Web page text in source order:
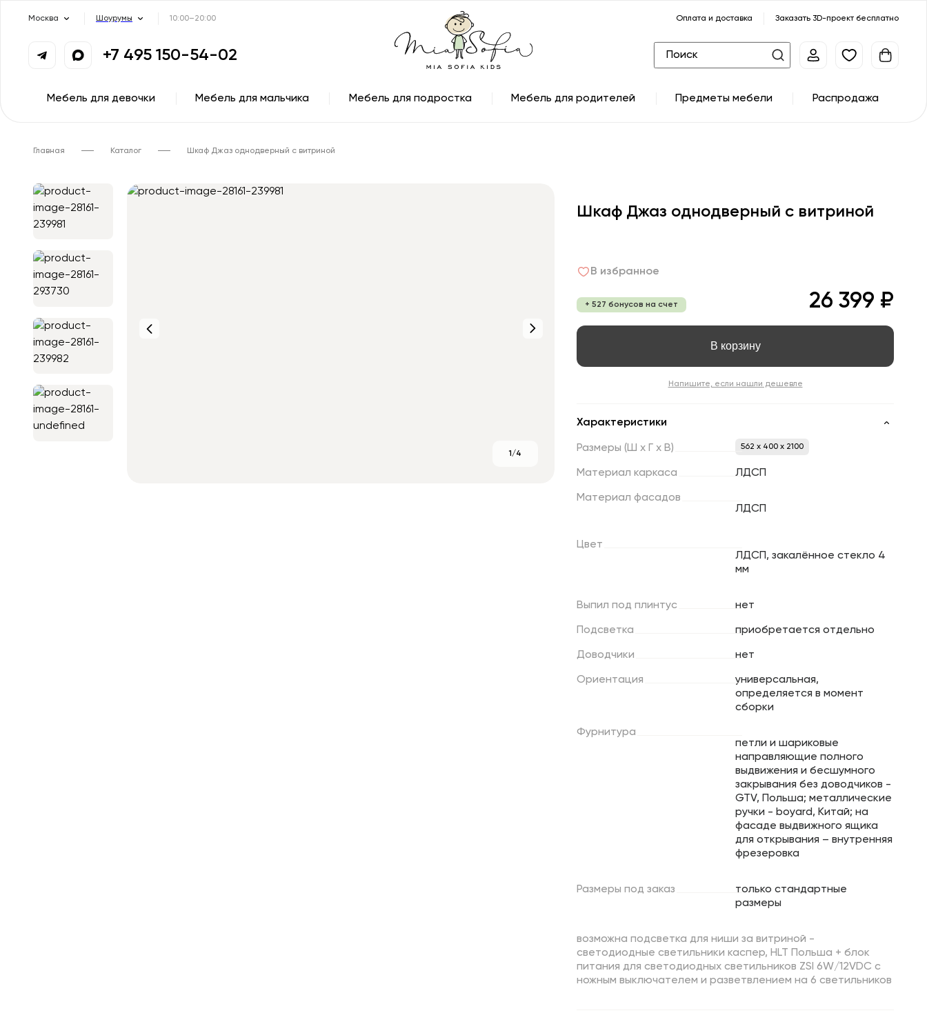
Москва Шоурумы 10:00–20:00 Оплата и доставка Заказать 3D-проект бесплатно
+7 495 150-54-02
Мебель для девочки Мебель для мальчика Мебель для подростка Мебель для родителей Предметы мебели Распродажа
Главная Каталог Шкаф Джаз однодверный с витриной
1/4
Шкаф Джаз однодверный с витриной
В избранное
+ 527 бонусов на счет 26 399 ₽
В корзину
Напишите, если нашли дешевле
Характеристики
Размеры (Ш х Г х В) 562 x 400 x 2100
Материал каркаса ЛДСП
Материал фасадов
ЛДСП
Цвет
ЛДСП, закалённое стекло 4
мм
Выпил под плинтус нет
Подсветка приобретается отдельно
Доводчики нет
Ориентация
универсальная,
определяется в момент
сборки
Фурнитура
петли и шариковые
направляющие полного
выдвижения и бесшумного
закрывания без доводчиков -
GTV, Польша; металлические
ручки - boyard, Китай; на
фасаде выдвижного ящика
для открывания – внутренняя
фрезеровка
Размеры под заказ
только стандартные
размеры
возможна подсветка для ниши за витриной -
светодиодные светильники каспер, HLT Польша + блок
питания для светодиодных светильников ZSI 6W/12VDC с
ножным выключателем и разветвлением на 6 светильников